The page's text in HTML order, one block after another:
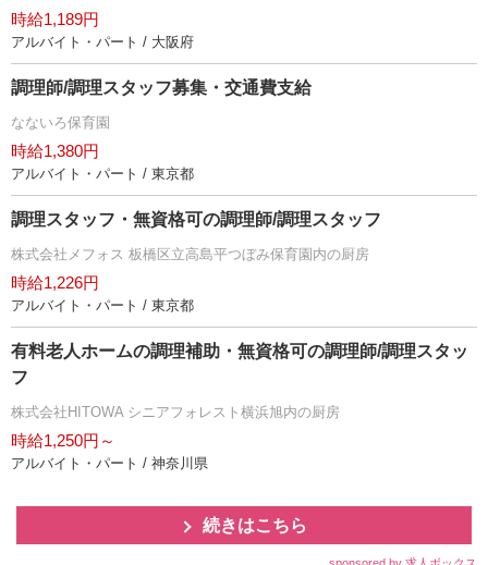
時給1,189円
アルバイト・パート / 大阪府
調理師/調理スタッフ募集・交通費支給
なないろ保育園
時給1,380円
アルバイト・パート / 東京都
調理スタッフ・無資格可の調理師/調理スタッフ
株式会社メフォス 板橋区立高島平つぼみ保育園内の厨房
時給1,226円
アルバイト・パート / 東京都
有料老人ホームの調理補助・無資格可の調理師/調理スタッ
フ
株式会社HITOWA シニアフォレスト横浜旭内の厨房
時給1,250円～
アルバイト・パート / 神奈川県
続きはこちら